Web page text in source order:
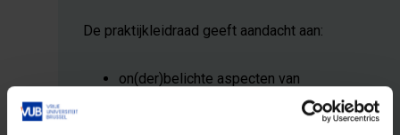
De praktijkleidraad geeft aandacht aan:
on(der)belichte aspecten van
bestaande richtlijnen en protocollen
het geheel van moeilijkheden en